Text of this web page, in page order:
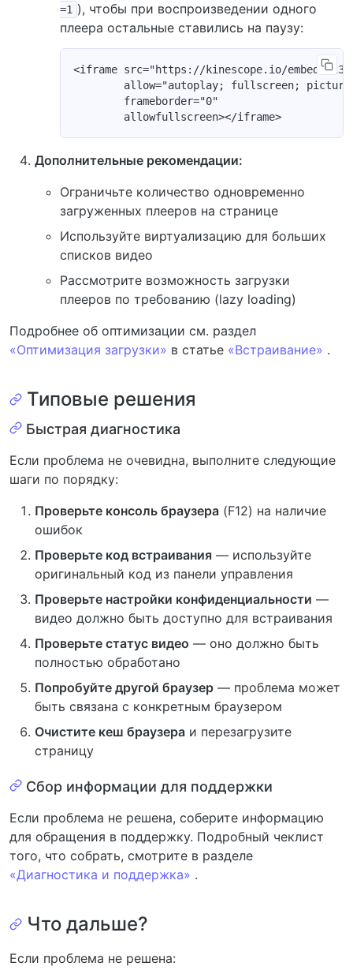
=1 ), чтобы при воспроизведении одного
плеера остальные ставились на паузу:
<iframe src="https://kinescope.io/embed/
allow="autoplay; fullscreen;
        frameborder="0"
Дополнительные рекомендации:
Ограничьте количество одновременно
загруженных плееров на странице
Используйте виртуализацию для больших
списков видео
Рассмотрите возможность загрузки
плееров по требованию (lazy loading)
Подробнее об оптимизации см. раздел
«Оптимизация загрузки» в статье «Встраивание» .
Типовые решения
Быстрая диагностика
Если проблема не очевидна, выполните следующие
шаги по порядку:
Проверьте консоль браузера (F12) на наличие
ошибок
Проверьте код встраивания — используйте
оригинальный код из панели управления
Проверьте настройки конфиденциальности —
видео должно быть доступно для встраивания
Проверьте статус видео — оно должно быть
полностью обработано
Попробуйте другой браузер — проблема может
быть связана с конкретным браузером
Очистите кеш браузера и перезагрузите
страницу
Сбор информации для поддержки
Если проблема не решена, соберите информацию
для обращения в поддержку. Подробный чеклист
того, что собрать, смотрите в разделе
«Диагностика и поддержка» .
Что дальше?
Если проблема не решена: